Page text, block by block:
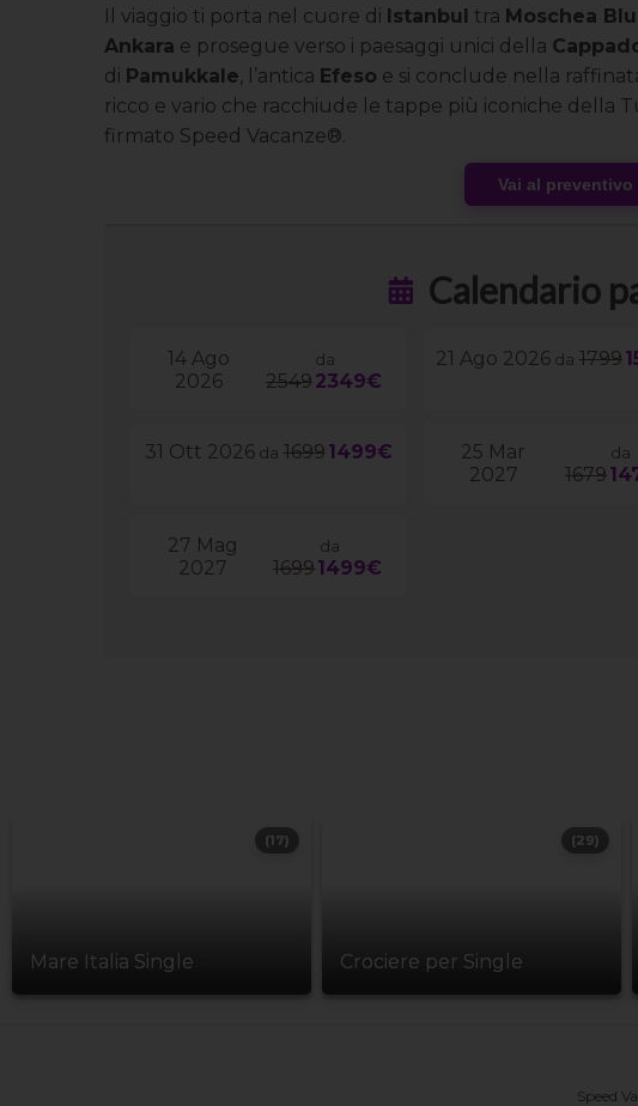
Il viaggio ti porta nel cuore di Istanbul tra Moschea Blu
Ankara e prosegue verso i paesaggi unici della
di Pamukkale , l’antica Efeso e si conclude nella
ricco e vario che racchiude le tappe più iconiche della
firmato Speed Vacanze®.
Vai al preventivo
Calendario
14 Ago
2026
da
25492349€
21 Ago 2026 da 1799
31 Ott 2026 da 1699 1499€
25 Mar
2027
da
1679
27 Mag
2027
da
16991499€
Mare Italia Single
(17)
Crociere per Single
(29)
Speed